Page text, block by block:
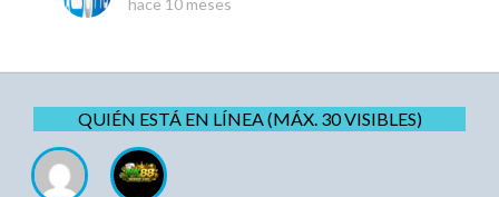
hace 10 meses
QUIÉN ESTÁ EN LÍNEA (MÁX. 30 VISIBLES)